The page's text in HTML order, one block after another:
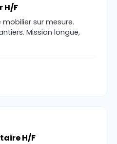
H/F
sur mesure.
Mission longue,
H/F